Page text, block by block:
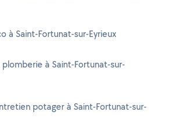
à Saint-Fortunat-sur-Eyrieux
à Saint-Fortunat-sur-
potager à Saint-Fortunat-sur-